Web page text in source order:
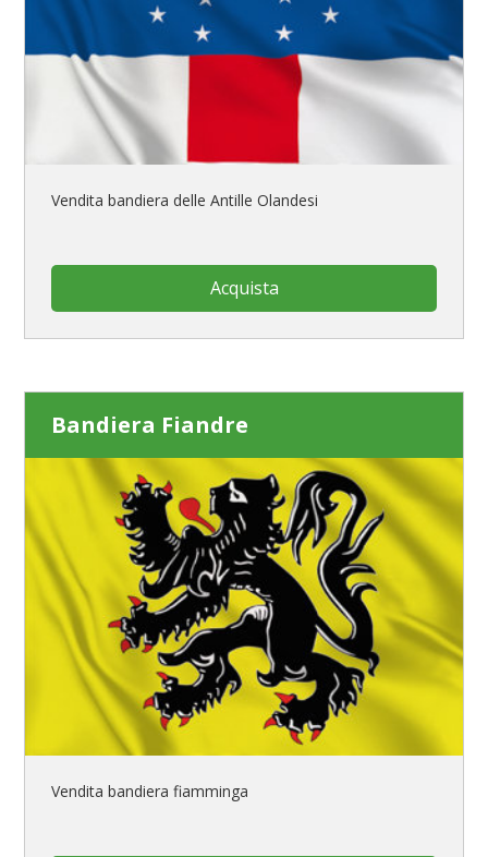
Vendita bandiera delle Antille Olandesi
Acquista
Bandiera Fiandre
Vendita bandiera fiamminga